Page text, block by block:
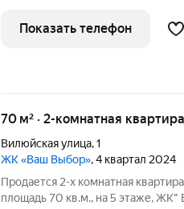
посудомоечной машиной,
комнатах входит
Показать телефон
70 м² · 2-комнатная
Вилюйская улица,1
ЖК «Ваш Выбор», 4 квартал 2024
Продается 2-х комнатная
площадь 70 кв.м., на 5 этаже, ЖК"